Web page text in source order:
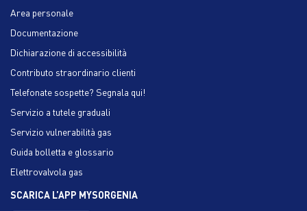
Area personale
Documentazione
Dichiarazione di accessibilità
Contributo straordinario clienti
Telefonate sospette? Segnala qui!
Servizio a tutele graduali
Servizio vulnerabilità gas
Guida bolletta e glossario
Elettrovalvola gas
SCARICA L’APP MYSORGENIA